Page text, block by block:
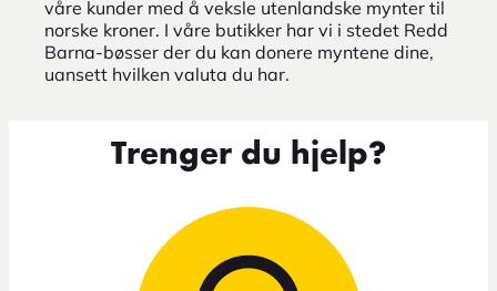
våre kunder med å veksle utenlandske mynter til
norske kroner. I våre butikker har vi i stedet Redd
Barna-bøsser der du kan donere myntene dine,
uansett hvilken valuta du har.
Trenger du hjelp?